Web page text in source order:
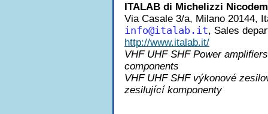
ITALAB di Michelizzi
Via Casale 3/a, Milano 20144,
info@italab.it, Sales
http://www.italab.it/
VHF UHF SHF Power
components
VHF UHF SHF výkonové
zesilující komponenty